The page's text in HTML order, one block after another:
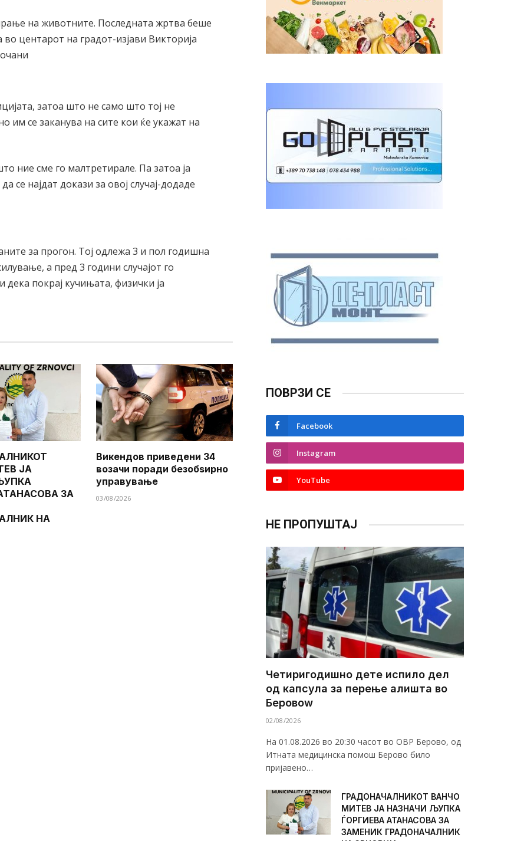
на животните. Последната жртва беше
центарот на градот-изјави Викторија
затоа што не само што тој не
им се заканува на сите кои ќе укажат на
ние сме го малтретирале. Па затоа ја
се најдат докази за овој случај-додаде
за прогон. Тој одлежа 3 и пол годишна
а пред 3 години случајот го
дека покрај кучињата, физички ја
ЈА
ЗА
НА
Викендов приведени 34
возачи поради безобѕирно
управување
03/08/2026
ПОВРЗИ СЕ
Facebook
Instagram
YouTube
НЕ ПРОПУШТАЈ
Четиригодишно дете испило дел
од капсула за перење алишта во
Беровоw
02/08/2026
На 01.08.2026 во 20:30 часот во ОВР Берово, од
Итната медицинска помош Берово било
пријавено…
ГРАДОНАЧАЛНИКОТ ВАНЧО
МИТЕВ ЈА НАЗНАЧИ ЉУПКА
ЃОРГИЕВА АТАНАСОВА ЗА
ЗАМЕНИК ГРАДОНАЧАЛНИК